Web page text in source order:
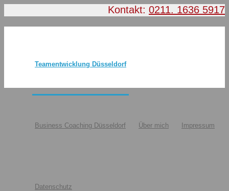
Kontakt: 0211. 1636 5917
Teamentwicklung Düsseldorf
Business Coaching Düsseldorf Über mich Impressum
Datenschutz